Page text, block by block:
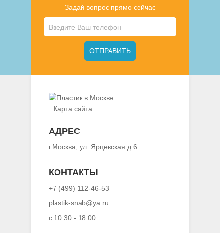
Задай вопрос прямо сейчас
Карта сайта
АДРЕС
г.Москва, ул. Ярцевская д.6
КОНТАКТЫ
+7 (499) 112-46-53
plastik-snab@ya.ru
с 10:30 - 18:00